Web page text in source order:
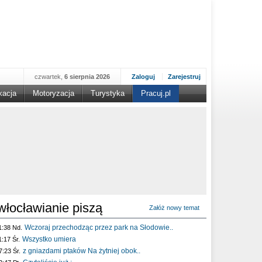
Zaloguj Zarejestruj
czwartek, 6 sierpnia 2026
Motoryzacja Turystyka Pracuj.pl
piszą Załóż nowy temat
Nd. Wczoraj przechodząc przez park na Słodowie..
Śr. Wszystko umiera
Śr. z gniazdami ptaków Na żytniej obok..